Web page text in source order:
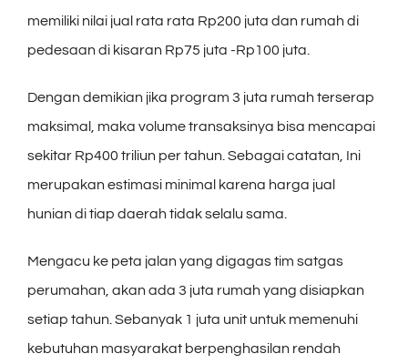
memiliki nilai jual rata rata Rp200 juta dan rumah di
pedesaan di kisaran Rp75 juta -Rp100 juta.
Dengan demikian jika program 3 juta rumah terserap
maksimal, maka volume transaksinya bisa mencapai
sekitar Rp400 triliun per tahun. Sebagai catatan, Ini
merupakan estimasi minimal karena harga jual
hunian di tiap daerah tidak selalu sama.
Mengacu ke peta jalan yang digagas tim satgas
perumahan, akan ada 3 juta rumah yang disiapkan
setiap tahun. Sebanyak 1 juta unit untuk memenuhi
kebutuhan masyarakat berpenghasilan rendah